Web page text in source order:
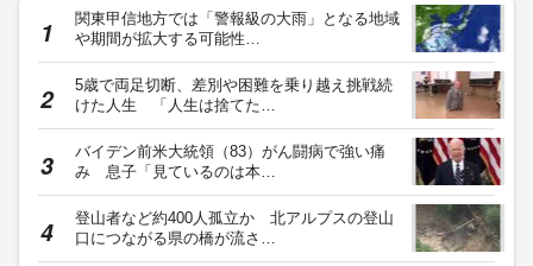
関東甲信地方では「警報級の大雨」となる地域
や期間が拡大する可能性…
5歳で両足切断、差別や困難を乗り越え挑戦続
けた人生 「人生は捨てた…
バイデン前米大統領（83）がん闘病で強い痛
み 息子「見ているのは本…
登山者など約400人孤立か 北アルプスの登山
口につながる県の橋が流さ…